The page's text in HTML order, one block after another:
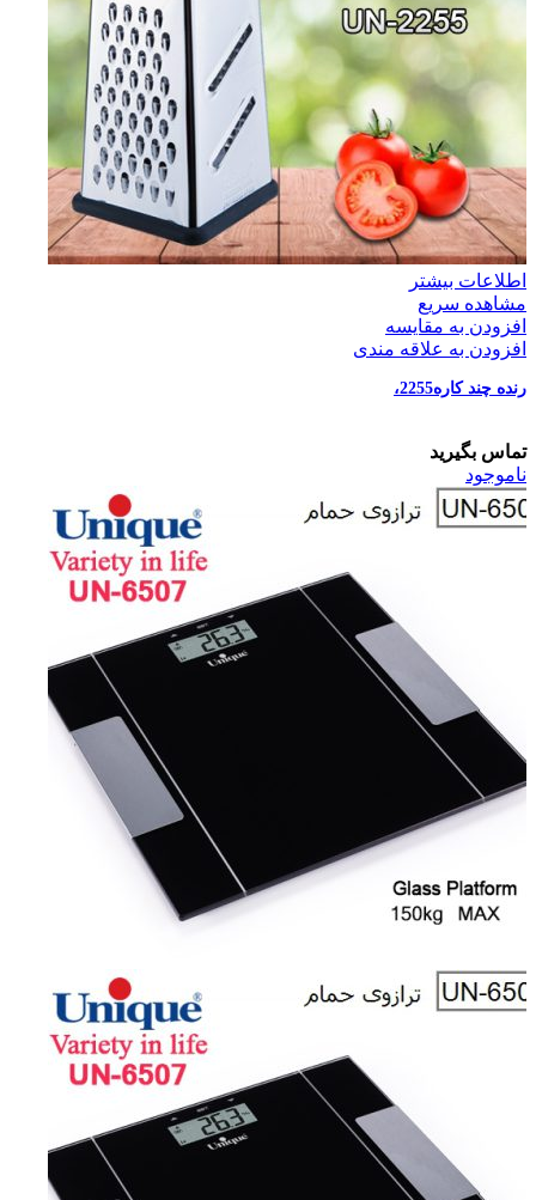
اطلاعات بیشتر
مشاهده سریع
افزودن به مقایسه
افزودن به علاقه مندی
رنده چند کاره2255،
تماس بگیرید
ناموجود